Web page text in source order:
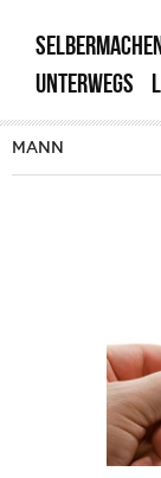
UNTERWEGS
MANN